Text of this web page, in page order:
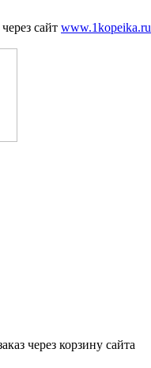
сайт www.1kopeika.ru
через корзину сайта